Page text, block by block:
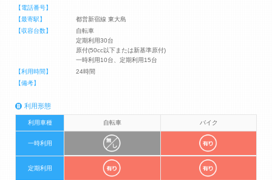
【電話番号】
【最寄駅】
都営新宿線 東大島
【収容台数】
自転車
定期利用30台
原付(50cc以下または新基準原付)
一時利用10台、定期利用15台
【利用時間】
24時間
【備考】
利用形態
利用車種 自転車 バイク
一時利用
定期利用